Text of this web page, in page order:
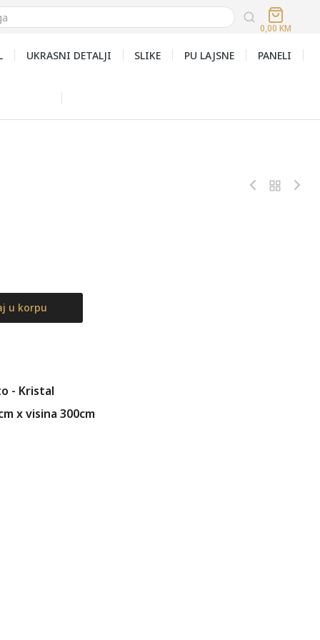
0,00 KM
UKRASNI DETALJI SLIKE PU LAJSNE PANELI
u korpu
- Kristal
x visina 300cm